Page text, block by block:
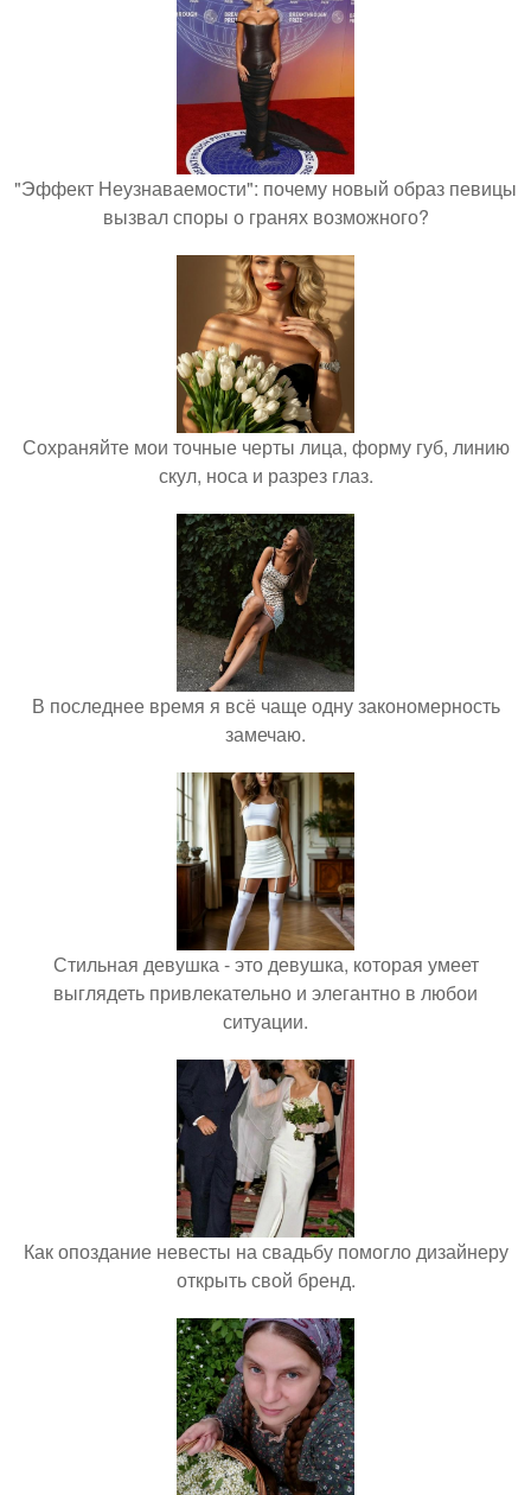
"Эффект Неузнаваемости": почему новый образ певицы
вызвал споры о гранях возможного?
Сохраняйте мои точные черты лица, форму губ, линию
скул, носа и разрез глаз.
В последнее время я всё чаще одну закономерность
замечаю.
Стильная девушка - это девушка, которая умеет
выглядеть привлекательно и элегантно в любои
ситуации.
Как опоздание невесты на свадьбу помогло дизайнеру
открыть свой бренд.